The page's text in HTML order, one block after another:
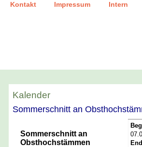
Kontakt Impressum Intern
Kalender
Sommerschnitt an
Sommerschnitt an
Obsthochstämmen